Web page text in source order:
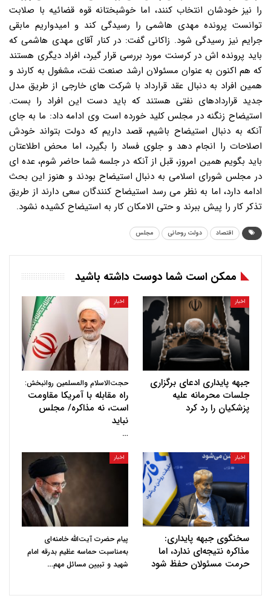
اقتصاد دولت روحانی مجلس
ممکن است شما دوست داشته باشید
اخبار
جبهه پایداری ادعای برگزاری
جلسات محرمانه علیه
پزشکیان را رد کرد
اخبار
حجت‌الاسلام والمسلمین روانبخش:
راه مقابله با آمریکا مقاومت
است، نه مذاکره/ مجلس
نباید
…
اخبار
سخنگوی جبهه پایداری:
مذاکره نتیجه‌ای ندارد، اما
حرمت مسئولان حفظ شود
اخبار
پیام حضرت آیت‌الله خامنه‌ای
به‌مناسبت حماسه عظیم بدرقه امام
شهید و تبیین مسائل مهم…